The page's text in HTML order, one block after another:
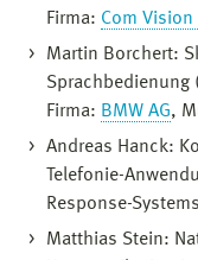
Firma: Com Vision
Martin Borchert:
Sprachbedienung
Firma: BMW AG,
Andreas Hanck:
Telefonie-
Response-
Matthias Stein: